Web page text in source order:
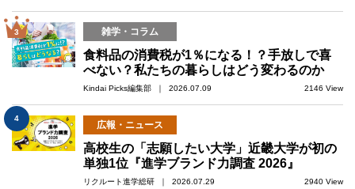
3 雑学・コラム
食料品の消費税が1％になる！？手放しで喜
べない？私たちの暮らしはどう変わるのか
Kindai Picks編集部 ｜ 2026.07.09 2146 View
4
広報・ニュース
高校生の「志願したい大学」近畿大学が初の
単独1位『進学ブランド力調査 2026』
リクルート進学総研 ｜ 2026.07.29 2940 View